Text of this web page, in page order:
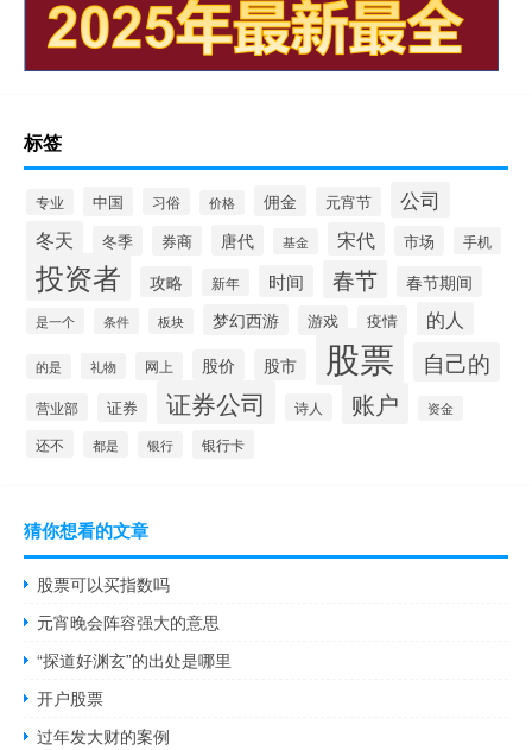
标签
专业 中国 习俗 价格 佣金 元宵节
公司
冬天
冬季 券商 唐代 基金 宋代 市场 手机
投资者 攻略 新年 时间 春节 春节期间
是一个 条件 板块 梦幻西游 游戏 疫情 的人
的是 礼物 网上 股价 股市 股票 自己的
营业部 证券 证券公司 诗人 账户 资金
还不 都是 银行 银行卡
猜你想看的文章
股票可以买指数吗
元宵晚会阵容强大的意思
“探道好渊玄”的出处是哪里
开户股票
过年发大财的案例